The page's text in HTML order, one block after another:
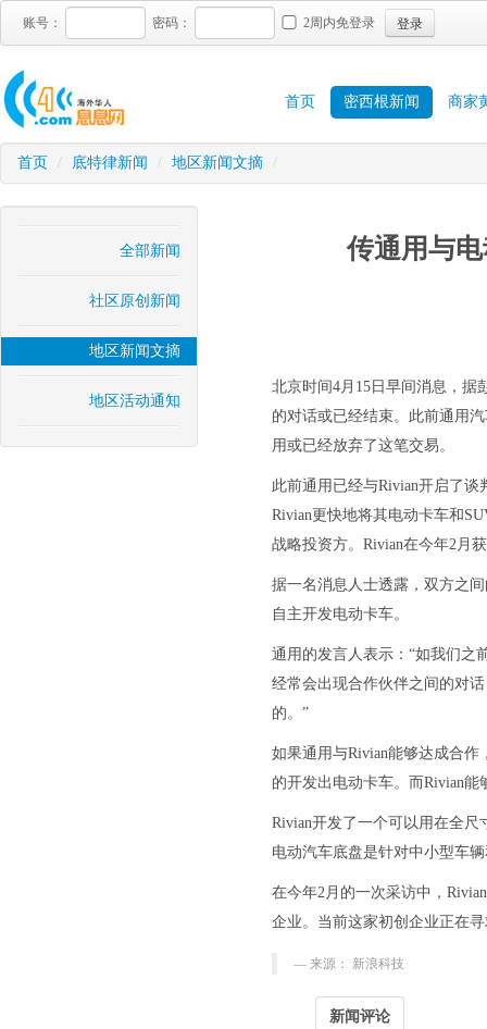
账号： 密码： 2周内免登录 登录
首页 密西根新闻 商家
首页 / 底特律新闻 / 地区新闻文摘 /
全部新闻
社区原创新闻
地区新闻文摘
地区活动通知
传通用与
北京时间4月15日早间消息，据
的对话或已经结束。此前通用
用或已经放弃了这笔交易。
此前通用已经与Rivian开启了
Rivian更快地将其电动卡车和
战略投资方。Rivian在今年2月
据一名消息人士透露，双方之
自主开发电动卡车。
通用的发言人表示：“如我们之
经常会出现合作伙伴之间的对
的。”
如果通用与Rivian能够达成合
的开发出电动卡车。而Rivian
Rivian开发了一个可以用在全
电动汽车底盘是针对中小型车
在今年2月的一次采访中，
企业。当前这家初创企业正在
来源： 新浪科技
新闻评论